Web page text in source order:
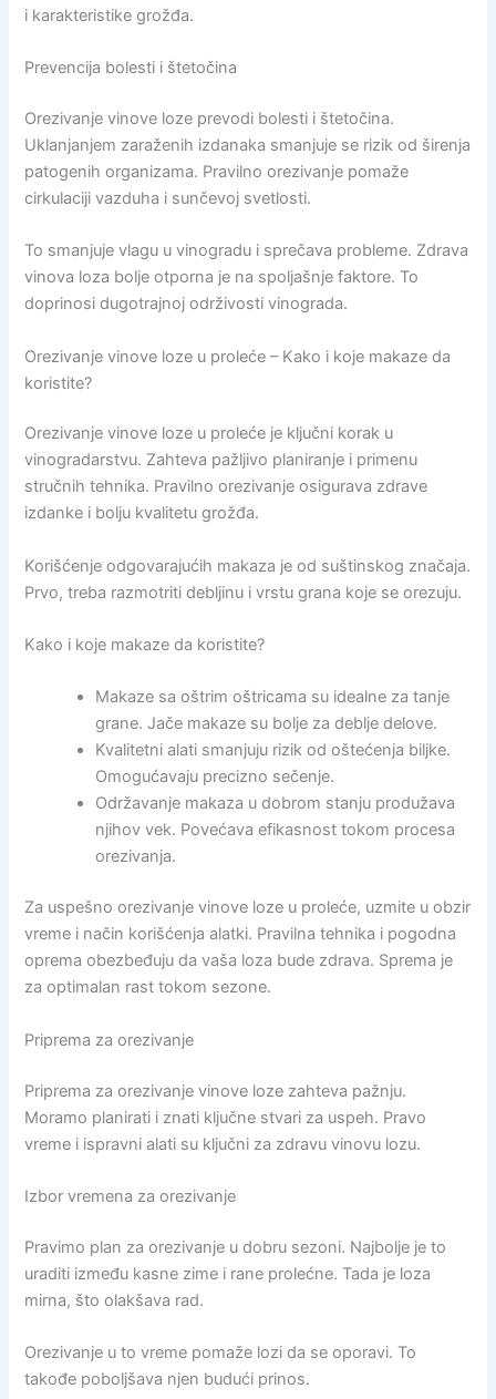
i karakteristike grožđa.
Prevencija bolesti i štetočina
Orezivanje vinove loze prevodi bolesti i štetočina.
Uklanjanjem zaraženih izdanaka smanjuje se rizik od širenja
patogenih organizama. Pravilno orezivanje pomaže
cirkulaciji vazduha i sunčevoj svetlosti.
To smanjuje vlagu u vinogradu i sprečava probleme. Zdrava
vinova loza bolje otporna je na spoljašnje faktore. To
doprinosi dugotrajnoj održivosti vinograda.
Orezivanje vinove loze u proleće – Kako i koje makaze da
koristite?
Orezivanje vinove loze u proleće je ključni korak u
vinogradarstvu. Zahteva pažljivo planiranje i primenu
stručnih tehnika. Pravilno orezivanje osigurava zdrave
izdanke i bolju kvalitetu grožđa.
Korišćenje odgovarajućih makaza je od suštinskog značaja.
Prvo, treba razmotriti debljinu i vrstu grana koje se orezuju.
Kako i koje makaze da koristite?
Makaze sa oštrim oštricama su idealne za tanje
grane. Jače makaze su bolje za deblje delove.
Kvalitetni alati smanjuju rizik od oštećenja biljke.
Omogućavaju precizno sečenje.
Održavanje makaza u dobrom stanju produžava
njihov vek. Povećava efikasnost tokom procesa
orezivanja.
Za uspešno orezivanje vinove loze u proleće, uzmite u obzir
vreme i način korišćenja alatki. Pravilna tehnika i pogodna
oprema obezbeđuju da vaša loza bude zdrava. Sprema je
za optimalan rast tokom sezone.
Priprema za orezivanje
Priprema za orezivanje vinove loze zahteva pažnju.
Moramo planirati i znati ključne stvari za uspeh. Pravo
vreme i ispravni alati su ključni za zdravu vinovu lozu.
Izbor vremena za orezivanje
Pravimo plan za orezivanje u dobru sezoni. Najbolje je to
uraditi između kasne zime i rane prolećne. Tada je loza
mirna, što olakšava rad.
Orezivanje u to vreme pomaže lozi da se oporavi. To
takođe poboljšava njen budući prinos.